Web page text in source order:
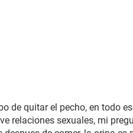
de quitar el pecho, en todo
relaciones sexuales, mi